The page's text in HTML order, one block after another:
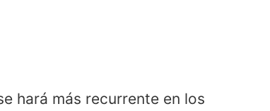
hará más recurrente en los